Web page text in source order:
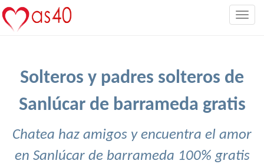
Solteros y padres solteros de
Sanlúcar de barrameda gratis
Chatea haz amigos y encuentra el amor
en Sanlúcar de barrameda 100% gratis